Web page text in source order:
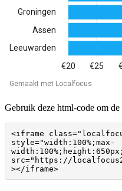
Gebruik deze html-code om
<iframe
style="width:100%;max-
src="https://
></iframe>